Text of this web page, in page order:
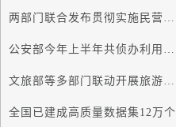
两部门联合发布贯彻实施民营经济促进法典型案例
公安部今年上半年共侦办利用AI工具生成网络谣言案件170余起
文旅部等多部门联动开展旅游市场集中整治
全国已建成高质量数据集12万个